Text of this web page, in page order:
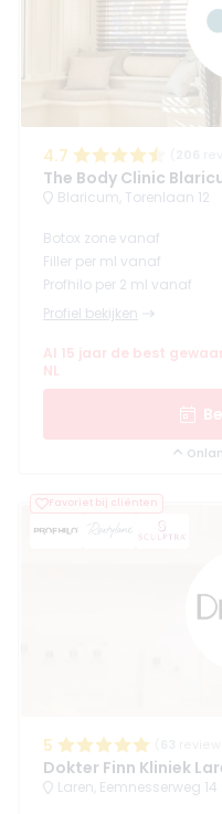
4.7
The Body Clinic
Blaricum, Torenlaan 12
Botox zone vanaf
Filler per ml vanaf
Profhilo per 2 ml vanaf
Profiel bekijken
Al 15 jaar de best
NL
Favoriet bij cliënten
5
Dokter Finn Kliniek
Laren, Eemnesserweg 14